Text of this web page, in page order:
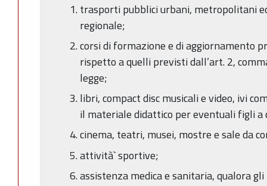
trasporti pubblici urbani, metropolitani
regionale;
corsi di formazione e di aggiornamento
rispetto a quelli previsti dall’art. 2,
legge;
libri, compact disc musicali e video, ivi
il materiale didattico per eventuali figli a
cinema, teatri, musei, mostre e sale da
attività` sportive;
assistenza medica e sanitaria, qualora